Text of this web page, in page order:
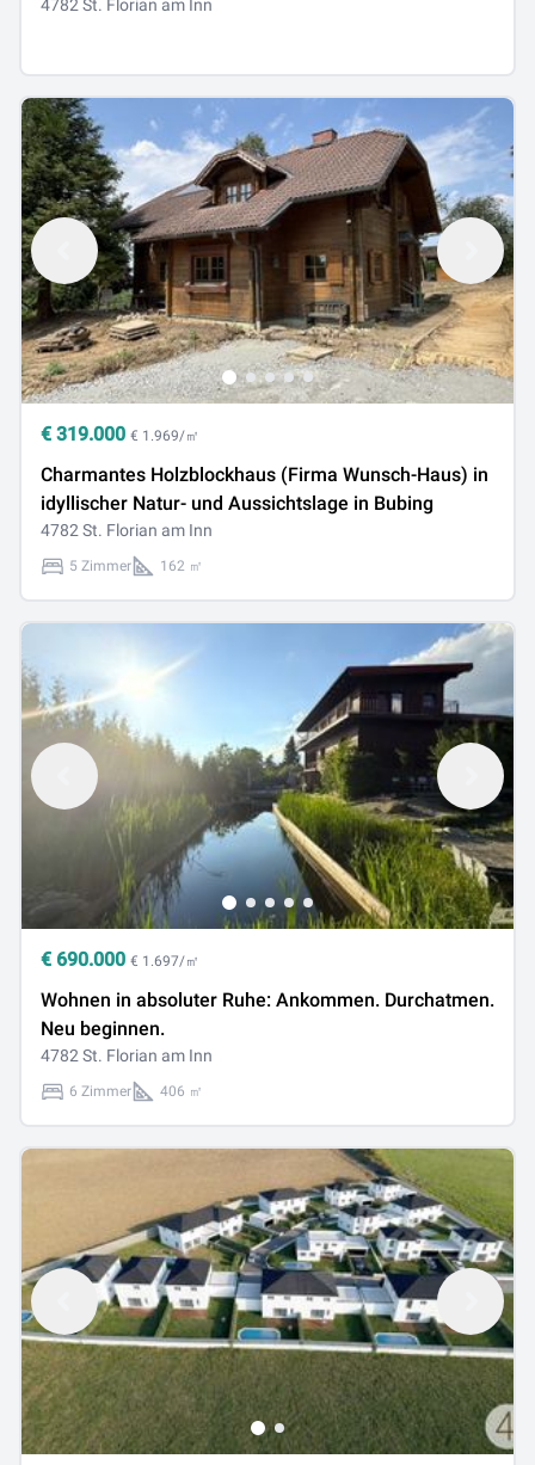
4782 St. Florian am Inn
€ 319.000 € 1.969/㎡
Charmantes Holzblockhaus (Firma Wunsch-Haus) in
idyllischer Natur- und Aussichtslage in Bubing
4782 St. Florian am Inn
5 Zimmer 162 ㎡
€ 690.000 € 1.697/㎡
Wohnen in absoluter Ruhe: Ankommen. Durchatmen.
Neu beginnen.
4782 St. Florian am Inn
6 Zimmer 406 ㎡